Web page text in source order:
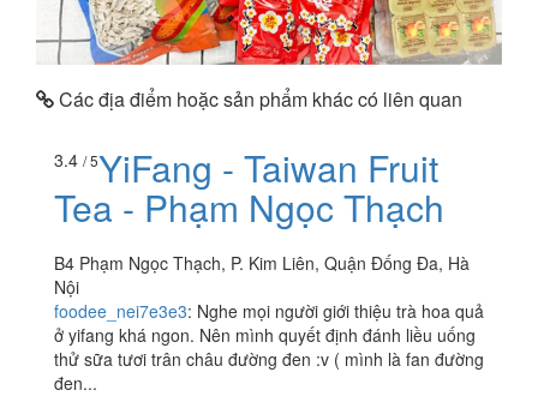
Các địa điểm hoặc sản phẩm khác có liên quan
3.4 / 5YiFang - Taiwan Fruit
Tea - Phạm Ngọc Thạch
B4 Phạm Ngọc Thạch, P. Kim Liên, Quận Đống Đa, Hà
Nội
foodee_nei7e3e3: Nghe mọi người giới thiệu trà hoa quả
ở yifang khá ngon. Nên mình quyết định đánh liều uống
thử sữa tươi trân châu đường đen :v ( mình là fan đường
đen...